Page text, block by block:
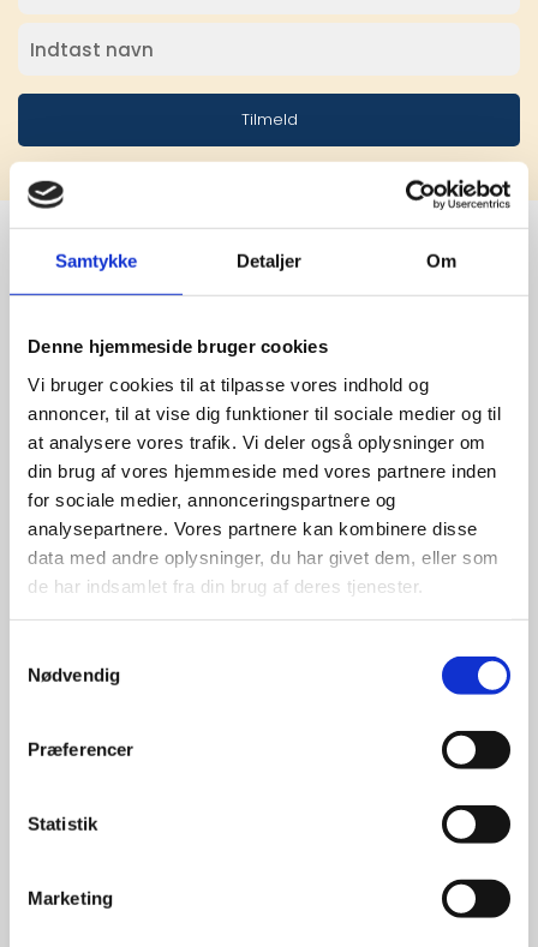
Samtykke Detaljer Om
Denne hjemmeside bruger cookies
Vi bruger cookies til at tilpasse vores indhold og
annoncer, til at vise dig funktioner til sociale medier og til
at analysere vores trafik. Vi deler også oplysninger om
din brug af vores hjemmeside med vores partnere inden
for sociale medier, annonceringspartnere og
analysepartnere. Vores partnere kan kombinere disse
data med andre oplysninger, du har givet dem, eller som
de har indsamlet fra din brug af deres tjenester.
Nødvendig
Præferencer
Statistik
Marketing
Tilmeld
Stærke
leverandører
giver større
udvalg
For at sikre høj kvalitet og stor
leveringssikkerhed samarbejder vi
med de største og mest
anerkendte leverandører inden for
promotion.